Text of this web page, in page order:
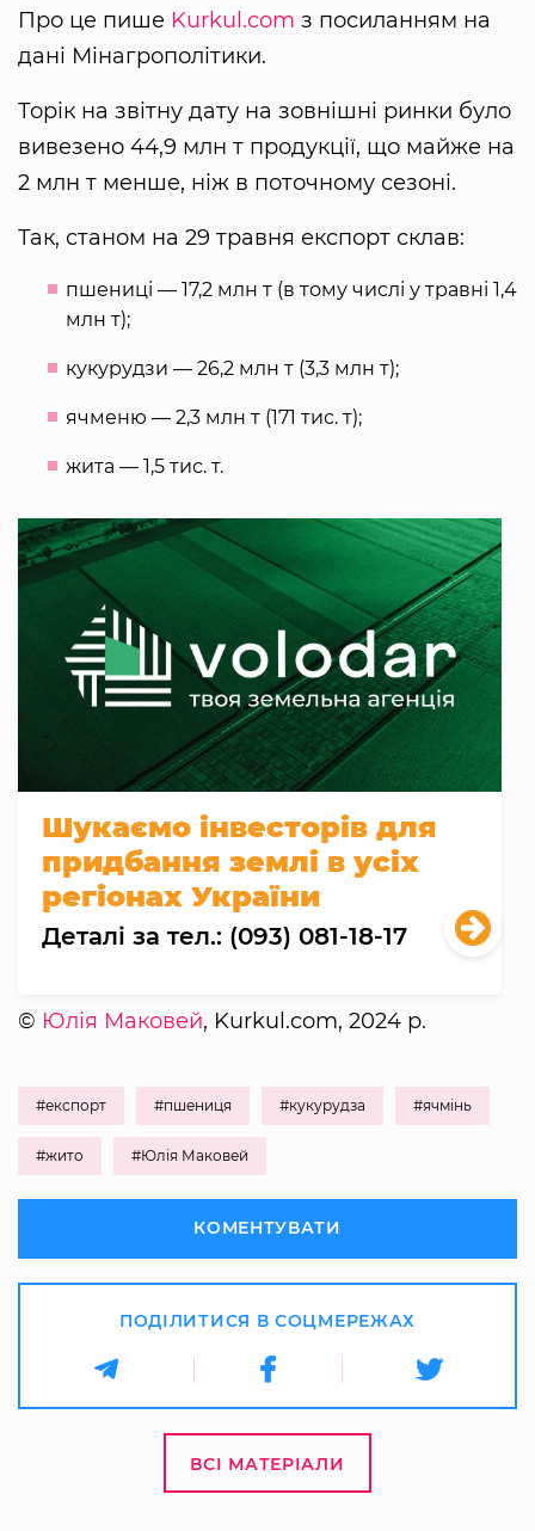
Про це пише Kurkul.com з посиланням на
дані Мінагрополітики.
Торік на звітну дату на зовнішні ринки було
вивезено 44,9 млн т продукції, що майже на
2 млн т менше, ніж в поточному сезоні.
Так, станом на 29 травня експорт склав:
пшениці — 17,2 млн т (в тому числі у травні 1,4
млн т);
кукурудзи — 26,2 млн т (3,3 млн т);
ячменю — 2,3 млн т (171 тис. т);
жита — 1,5 тис. т.
Шукаємо інвесторів для
придбання землі в усіх
регіонах України
Деталі за тел.: (093) 081-18-17
© Юлія Маковей, Kurkul.com, 2024 р.
#експорт #пшениця #кукурудза #ячмінь
#жито #Юлія Маковей
КОМЕНТУВАТИ
ПОДІЛИТИСЯ В СОЦМЕРЕЖАХ
ВСІ МАТЕРІАЛИ